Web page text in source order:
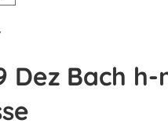
Dez Bach